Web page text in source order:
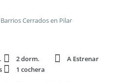
Cerrados en Pilar
2 dorm.
A Estrenar
1 cochera